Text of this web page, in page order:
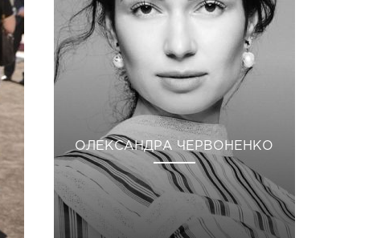
ОЛЕКСАНДРА ЧЕРВОНЕНКО